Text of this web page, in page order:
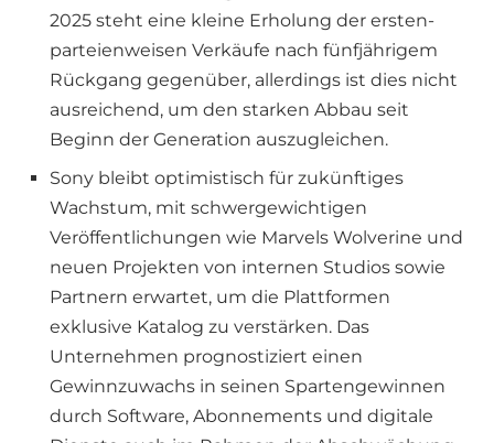
2025 steht eine kleine Erholung der ersten-
parteienweisen Verkäufe nach fünfjährigem
Rückgang gegenüber, allerdings ist dies nicht
ausreichend, um den starken Abbau seit
Beginn der Generation auszugleichen.
Sony bleibt optimistisch für zukünftiges
Wachstum, mit schwergewichtigen
Veröffentlichungen wie Marvels Wolverine und
neuen Projekten von internen Studios sowie
Partnern erwartet, um die Plattformen
exklusive Katalog zu verstärken. Das
Unternehmen prognostiziert einen
Gewinnzuwachs in seinen Spartengewinnen
durch Software, Abonnements und digitale